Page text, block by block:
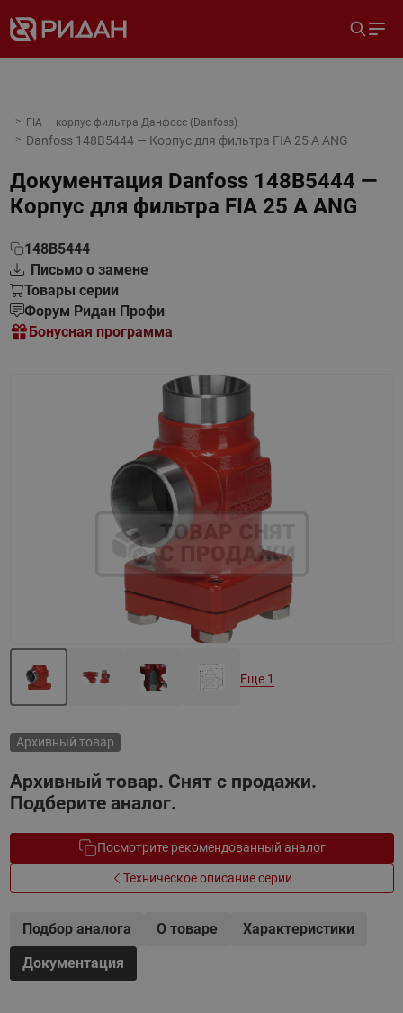
FIA — корпус фильтра Данфосс (Danfoss)
Danfoss 148B5444 — Корпус для фильтра FIA 25 A ANG
Документация Danfoss 148B5444 —
Корпус для фильтра FIA 25 A ANG
148B5444
Письмо о замене
Товары серии
Форум Ридан Профи
Бонусная программа
Архивный товар
Архивный товар. Снят с продажи.
Подберите аналог.
Посмотрите рекомендованный аналог
Техническое описание серии
Еще 1
Подбор аналога О товаре
Характеристики
Документация